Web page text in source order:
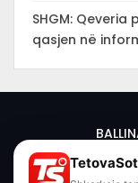
SHGM:
qasjen në